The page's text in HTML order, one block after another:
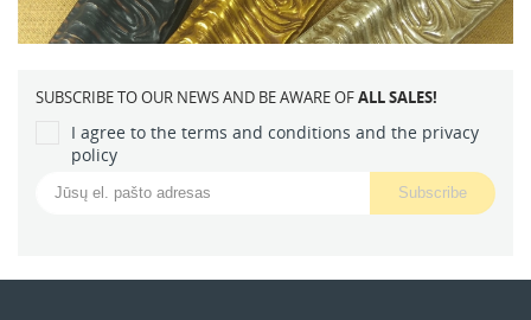
SUBSCRIBE TO OUR NEWS AND BE AWARE OFALL SALES!
I agree to the terms and conditions and the privacy
policy